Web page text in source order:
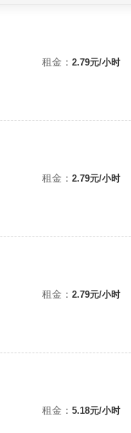
租金： 2.79元/小时
租金： 2.79元/小时
租金： 2.79元/小时
租金： 5.18元/小时